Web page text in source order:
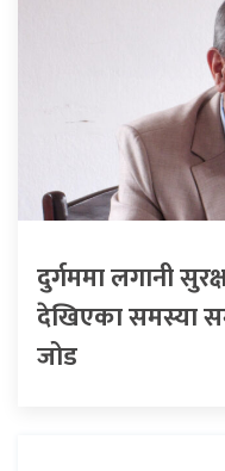
दुर्गममा लगानी
देखिएका समस्या
जोड